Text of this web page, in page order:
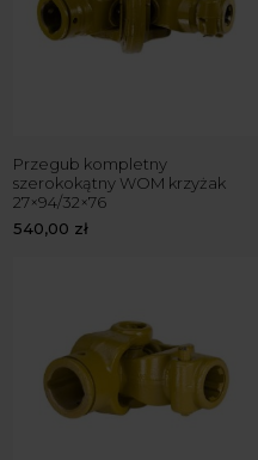
Przegub kompletny
szerokokątny WOM krzyżak
27×94/32×76
540,00 zł